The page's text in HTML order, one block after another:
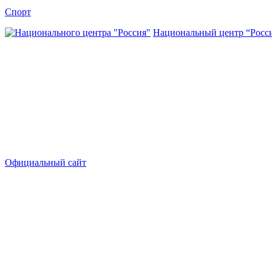
Спорт
Национальный центр
Официальный сайт